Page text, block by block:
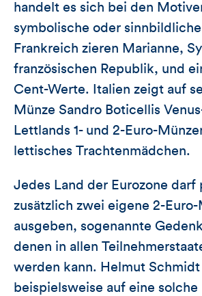
handelt es sich bei den
symbolische oder
Frankreich zieren Marianne,
französischen Republik, und
Cent-Werte. Italien zeigt auf
Münze Sandro Boticellis
Lettlands 1- und 2-Euro-
lettisches Trachtenmädchen.
Jedes Land der Eurozone darf
zusätzlich zwei eigene 2-Euro-
ausgeben, sogenannte
denen in allen
werden kann. Helmut Schmidt
beispielsweise auf eine solche